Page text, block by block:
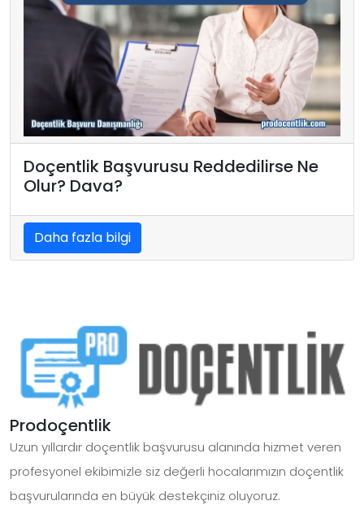
Doçentlik Başvurusu Reddedilirse Ne
Olur? Dava?
Daha fazla bilgi
Prodoçentlik
Uzun yıllardır doçentlik başvurusu alanında hizmet veren
profesyonel ekibimizle siz değerli hocalarımızın doçentlik
başvurularında en büyük destekçiniz oluyoruz.